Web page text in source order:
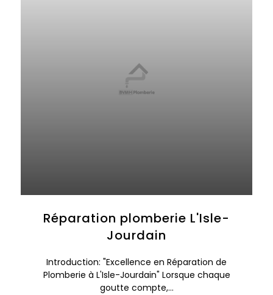
Réparation plomberie L'Isle-
Jourdain
Introduction: "Excellence en Réparation de
Plomberie à L'Isle-Jourdain" Lorsque chaque
goutte compte,...